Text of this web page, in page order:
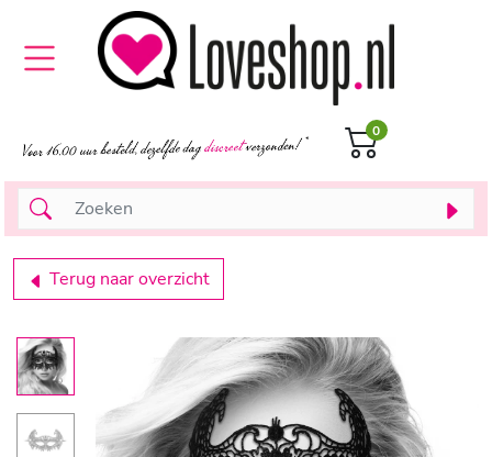
0
Terug naar overzicht